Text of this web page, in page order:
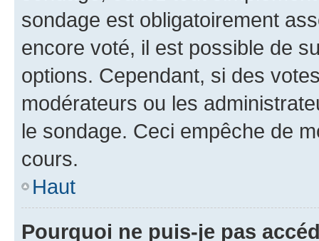
sondage est obligatoirement
encore voté, il est possible de
options. Cependant, si des
modérateurs ou les
le sondage. Ceci empêche de
cours.
Haut
Pourquoi ne puis-je pas